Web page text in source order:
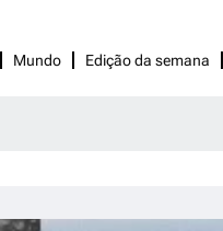
Mundo Edição da semana